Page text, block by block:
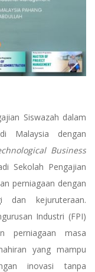
Siswazah dalam
Malaysia dengan
Business
Sekolah Pengajian
perniagaan dengan
dan kejuruteraan.
Industri (FPI)
perniagaan masa
yang mampu
inovasi tanpa